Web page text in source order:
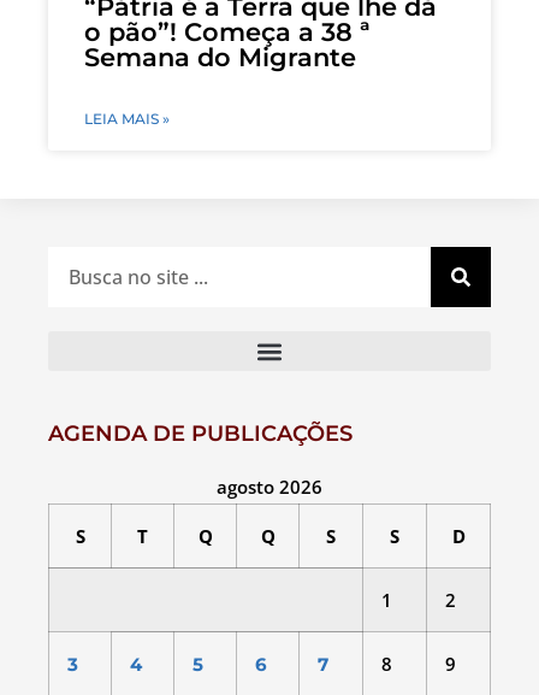
“Pátria é a Terra que lhe dá
o pão”! Começa a 38 ª
Semana do Migrante
LEIA MAIS »
AGENDA DE PUBLICAÇÕES
agosto 2026
S T Q Q S S D
1 2
3 4 5 6 7 8 9